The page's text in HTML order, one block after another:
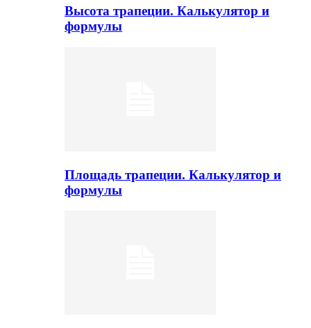
Высота трапеции. Калькулятор и
формулы
Площадь трапеции. Калькулятор и
формулы